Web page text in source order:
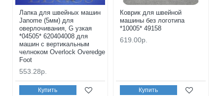
Лапка для швейных машин
Janome (5мм) для
оверлочивания, G узкая
*04505* 620404008 для
машин с вертикальным
челноком Overlock Overedge
Foot
553.28р.
Купить
Коврик для швейной
машины без логотипа
*10005* 49158
619.00р.
Купить